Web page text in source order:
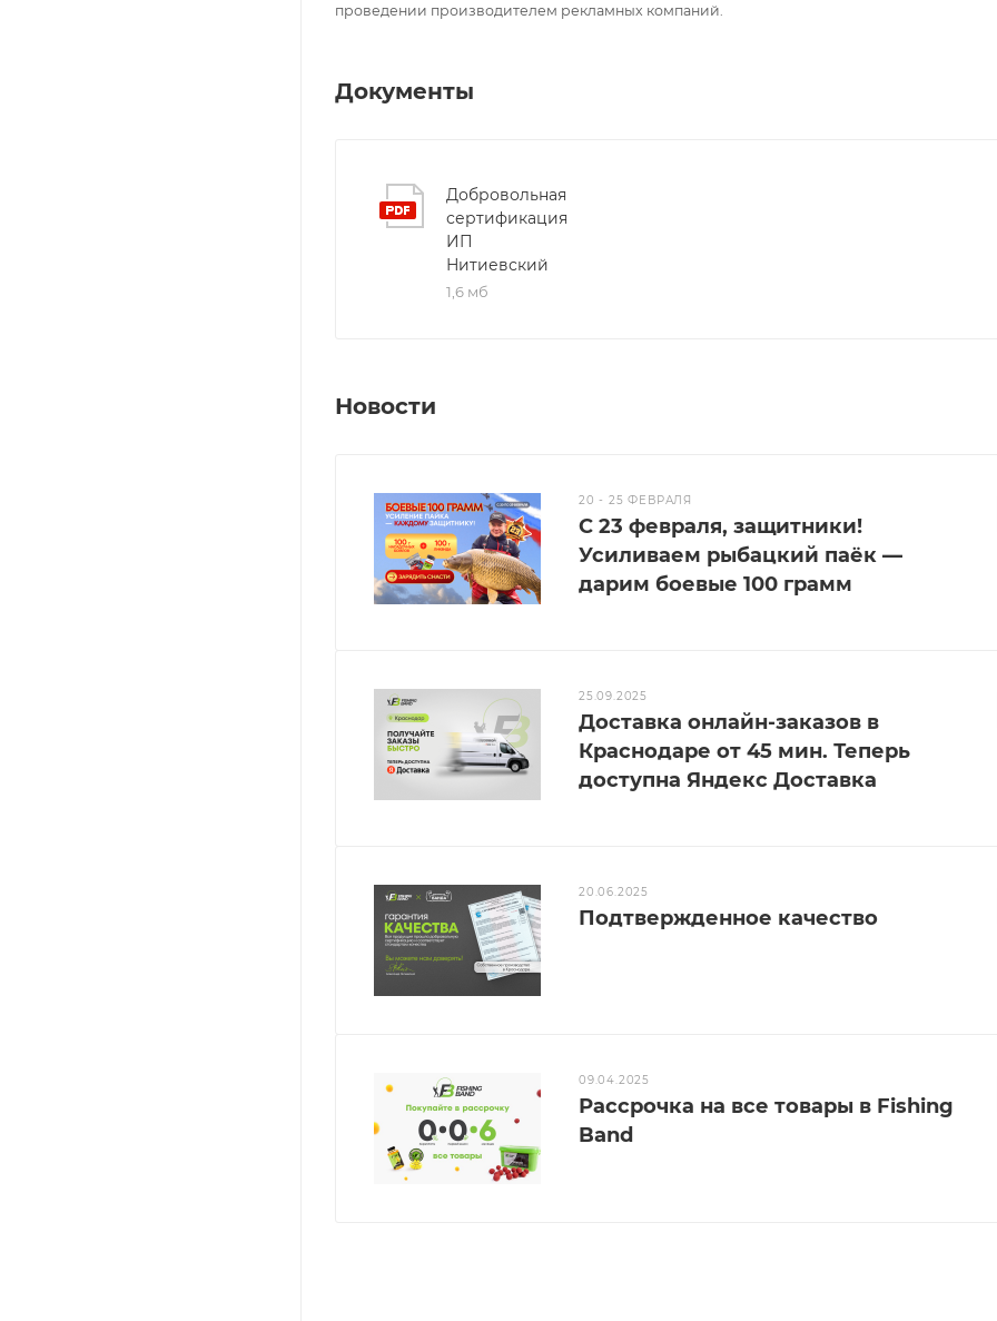
проведении производителем рекламных компаний.
Документы
Добровольная
сертификация
ИП
Нитиевский
1,6 мб
Новости
20 - 25 ФЕВРАЛЯ
С 23 февраля, защитники!
Усиливаем рыбацкий паёк —
дарим боевые 100 грамм
25.09.2025
Доставка онлайн-заказов в
Краснодаре от 45 мин. Теперь
доступна Яндекс Доставка
20.06.2025
Подтвержденное качество
09.04.2025
Рассрочка на все товары в Fishing
Band